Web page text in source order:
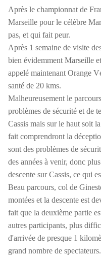
Après le championnat de
Marseille pour le célèbre
pas, et qui fait peur.
Après 1 semaine de visite
bien évidemment Marseille
appelé maintenant Orange
santé de 20 kms.
Malheureusement le
problèmes de sécurité et de
Cassis mais sur le haut soit
fait comprendront la
sont des problèmes de
des années à venir, donc
descente sur Cassis, ce qui
Beau parcours, col de
montées et la descente est
fait que la deuxième partie
autres participants, plus
d'arrivée de presque 1
grand nombre de spectateurs.